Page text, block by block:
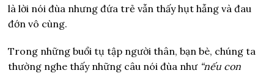
là lời nói đùa nhưng đứa trẻ vẫn thấy hụt hẫng và đau
đớn vô cùng.
Trong những buổi tụ tập người thân, bạn bè, chúng ta
thường nghe thấy những câu nói đùa như “nếu con